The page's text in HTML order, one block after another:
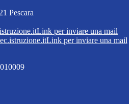
Pescara
Link per inviare una mail
Link per inviare una mail